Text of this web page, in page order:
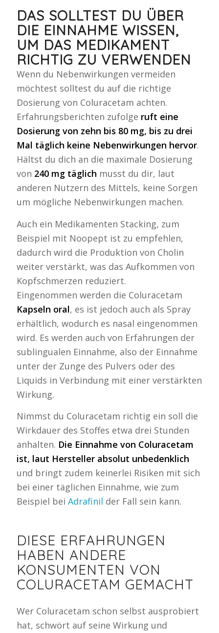
DAS SOLLTEST DU ÜBER
DIE EINNAHME WISSEN,
UM DAS MEDIKAMENT
RICHTIG ZU VERWENDEN
Wenn du Nebenwirkungen vermeiden
möchtest solltest du auf die richtige
Dosierung von Coluracetam achten.
Erfahrungsberichten zufolge ruft eine
Dosierung von zehn bis 80 mg, bis zu drei
Mal täglich keine Nebenwirkungen hervor.
Hältst du dich an die maximale Dosierung
von 240 mg täglich musst du dir, laut
anderen Nutzern des Mittels, keine Sorgen
um mögliche Nebenwirkungen machen.
Auch ein Medikamenten Stacking, zum
Beispiel mit Noopept ist zu empfehlen,
dadurch wird die Produktion von Cholin
weiter verstärkt, was das Aufkommen von
Kopfschmerzen reduziert.
Eingenommen werden die Coluracetam
Kapseln oral, es ist jedoch auch als Spray
erhältlich, wodurch es nasal eingenommen
wird. Es werden auch von Erfahrungen der
sublingualen Einnahme, also der Einnahme
unter der Zunge des Pulvers oder des
Liquids in Verbindung mit einer verstärkten
Wirkung.
Nimmst du Coluracetam richtig ein soll die
Wirkdauer des Stoffes etwa drei Stunden
anhalten. Die Einnahme von Coluracetam
ist, laut Hersteller absolut unbedenklich
und bringt zudem keinerlei Risiken mit sich
bei einer täglichen Einnahme, wie zum
Beispiel bei Adrafinil der Fall sein kann.
DIESE ERFAHRUNGEN
HABEN ANDERE
KONSUMENTEN VON
COLURACETAM GEMACHT
Wer Coluracetam schon selbst ausprobiert
hat, schwört auf seine Wirkung und